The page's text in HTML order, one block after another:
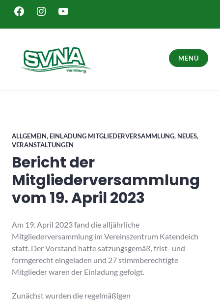
Inhalt
springen
FACEBOOKINSTAGRAM
YOUTUBE
MENÜ
ALLGEMEIN, EINLADUNG MITGLIEDERVERSAMMLUNG, NEUES,
VERANSTALTUNGEN
Bericht der
Mitgliederversammlung
vom 19. April 2023
Am 19. April 2023 fand die alljährliche
Mitgliederversammlung im Vereinszentrum Katendeich
statt. Der Vorstand hatte satzungsgemäß, frist- und
formgerecht eingeladen und 27 stimmberechtigte
Mitglieder waren der Einladung gefolgt.
Zunächst wurden die regelmäßigen